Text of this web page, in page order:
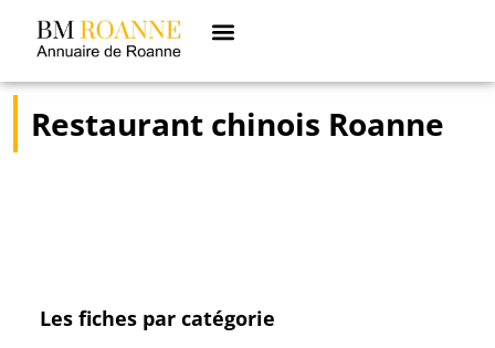
Restaurant chinois Roanne
Les fiches par catégorie